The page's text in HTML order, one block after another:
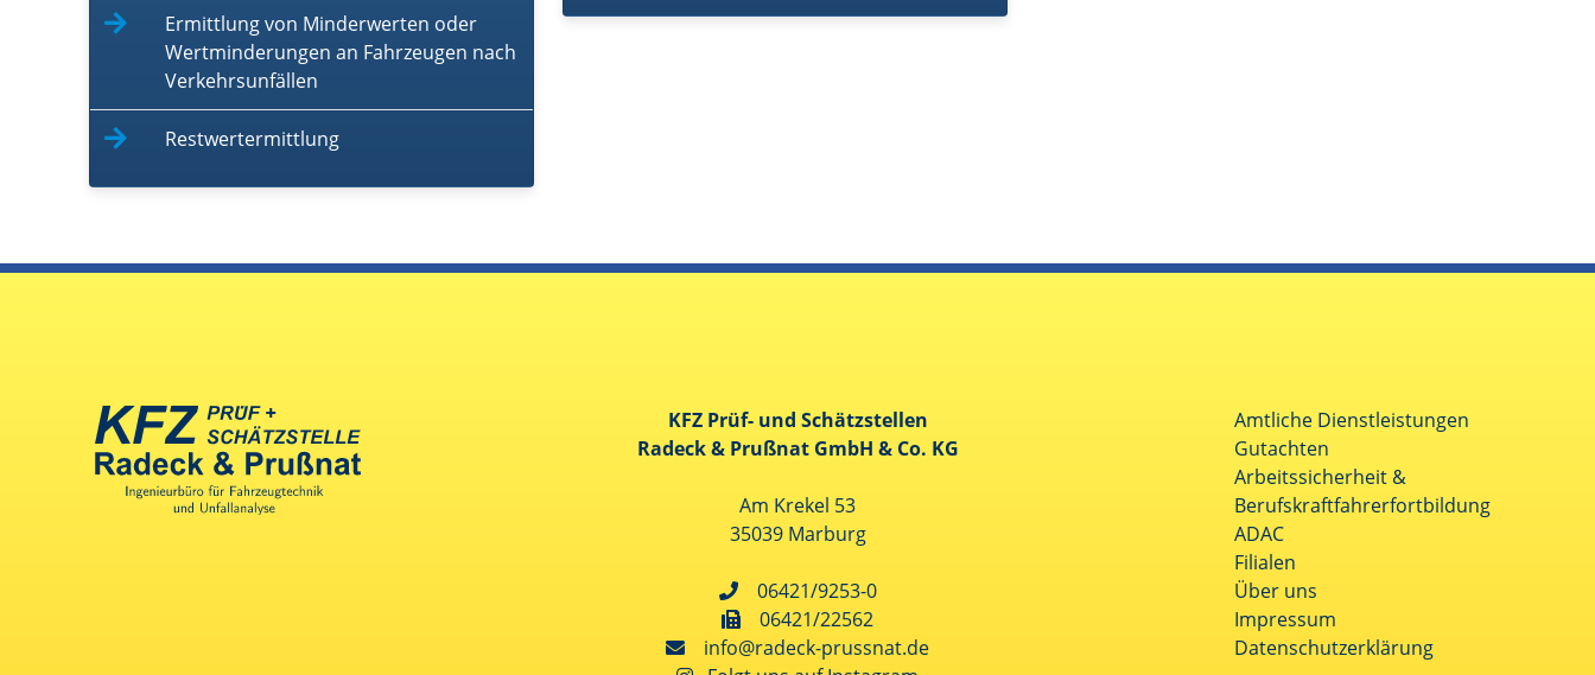
Ermittlung von Minderwerten oder
Wertminderungen an Fahrzeugen nach
Verkehrsunfällen
Restwertermittlung
KFZ Prüf- und Schätzstellen
Radeck & Prußnat GmbH & Co. KG
Am Krekel 53
35039 Marburg
06421/9253-0
06421/22562
info@radeck-prussnat.de
Amtliche Dienstleistungen
Gutachten
Arbeitssicherheit &
Berufskraftfahrerfortbildung
ADAC
Filialen
Über uns
Impressum
Datenschutzerklärung